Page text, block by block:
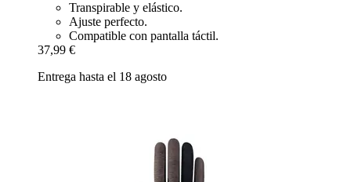
Transpirable y elástico.
Ajuste perfecto.
Compatible con pantalla táctil.
37,99 €
Entrega hasta el 18 agosto